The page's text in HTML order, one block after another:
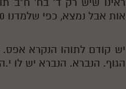
אות אבל נמצא, כפי שלמדנו 10 ולא 9.
יש קודם לתוהו הנקרא אפס.
הגוף. הנברא. הנברא יש לו